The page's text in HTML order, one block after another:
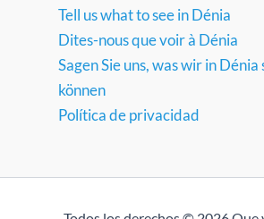
Tell us what to see in Dénia
Dites-nous que voir à Dénia
Sagen Sie uns, was wir in Dénia
können
Política de privacidad